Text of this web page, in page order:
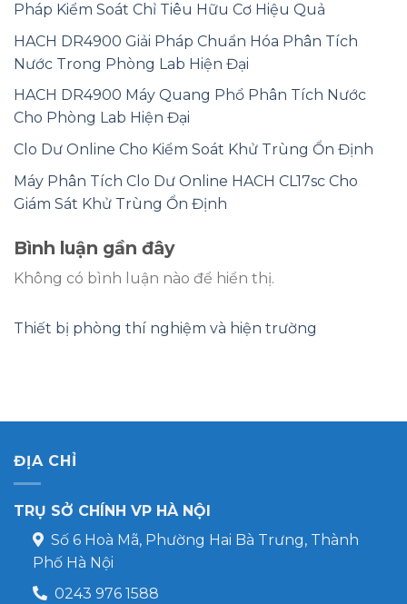
Pháp Kiểm Soát Chỉ Tiêu Hữu Cơ Hiệu Quả
HACH DR4900 Giải Pháp Chuẩn Hóa Phân Tích
Nước Trong Phòng Lab Hiện Đại
HACH DR4900 Máy Quang Phổ Phân Tích Nước
Cho Phòng Lab Hiện Đại
Clo Dư Online Cho Kiểm Soát Khử Trùng Ổn Định
Máy Phân Tích Clo Dư Online HACH CL17sc Cho
Giám Sát Khử Trùng Ổn Định
Bình luận gần đây
Không có bình luận nào để hiển thị.
Thiết bị phòng thí nghiệm và hiện trường
ĐỊA CHỈ
TRỤ SỞ CHÍNH VP HÀ NỘI
Số 6 Hoà Mã, Phường Hai Bà Trưng, Thành
Phố Hà Nội
0243 976 1588